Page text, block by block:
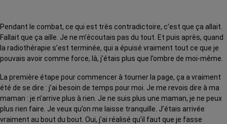
Pendant le combat, ce qui est très contradictoire, c’est que ça allait.
Fallait que ça aille. Je ne m’écoutais pas du tout. Et puis après, quand
la radiothérapie s’est terminée, qui a épuisé vraiment tout ce que je
pouvais avoir comme force, là, j’étais plus que l’ombre de moi-même.
La première étape pour commencer à tourner la page, ça a vraiment
été de se dire : j’ai besoin de temps pour moi. Je me revois dire à ma
maman : je n’arrive plus à rien. Je ne suis plus une maman, je ne peux
plus rien faire. Je veux qu’on me laisse tranquille. J’étais arrivée
vraiment au bout du bout. Oui, j’ai réalisé qu’il faut que je fasse